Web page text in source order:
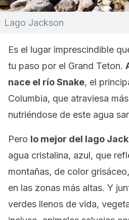
Lago Jackson
Es el lugar imprescindible
tu paso por el Grand Teton.
nace el río Snake, el
Columbia, que atraviesa
nutriéndose de este agua
Pero lo mejor del lago
agua cristalina, azul, que
montañas, de color
en las zonas más altas. Y
verdes llenos de vida,